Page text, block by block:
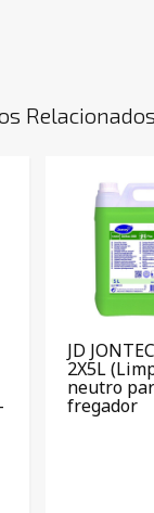
Relacionados
JD
2X5L
neutro
fregador